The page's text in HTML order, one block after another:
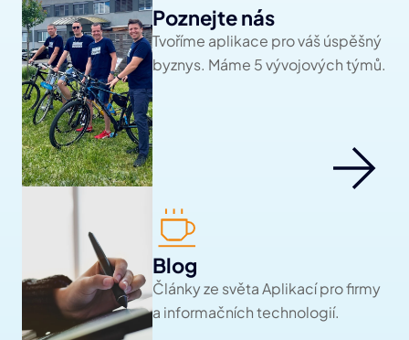
Poznejte nás
Tvoříme aplikace pro váš úspěšný
byznys. Máme 5 vývojových týmů.
Blog
Články ze světa Aplikací pro firmy
a informačních technologií.